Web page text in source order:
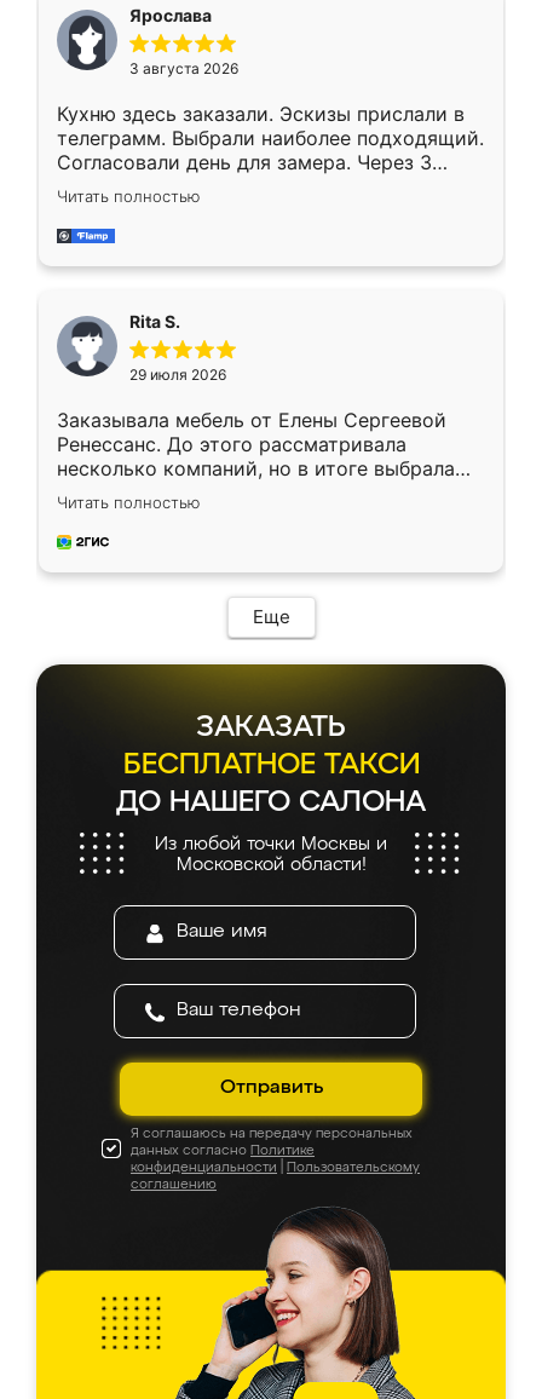
Ярослава
3 августа 2026
Кухню здесь заказали. Эскизы прислали в
телеграмм. Выбрали наиболее подходящий.
Согласовали день для замера. Через 3
недели кухня была уже готова. Остались
довольны работой. Спасибо Ренессанс
мебель за качественную работу!
Читать полностью
Rita S.
29 июля 2026
Заказывала мебель от Елены Сергеевой
Ренессанс. До этого рассматривала
несколько компаний, но в итоге выбрала
эту. Сначала обговорили условия, потом
приехал замерщик, всё спокойно объяснил
и снял размеры. Изготовили в срок, с
мебель сразу встала на свое место без
каких-либо доработок. Качеством осталась
довольна, все выглядит так, как и ожидала.
Читать полностью
Еще
ЗАКАЗАТЬ
БЕСПЛАТНОЕ ТАКСИ
ДО НАШЕГО САЛОНА
Из любой точки Москвы и
Московской области!
Отправить
Я соглашаюсь на передачу персональных
данных согласно Политике
конфиденциальности
Пользовательскому
соглашению